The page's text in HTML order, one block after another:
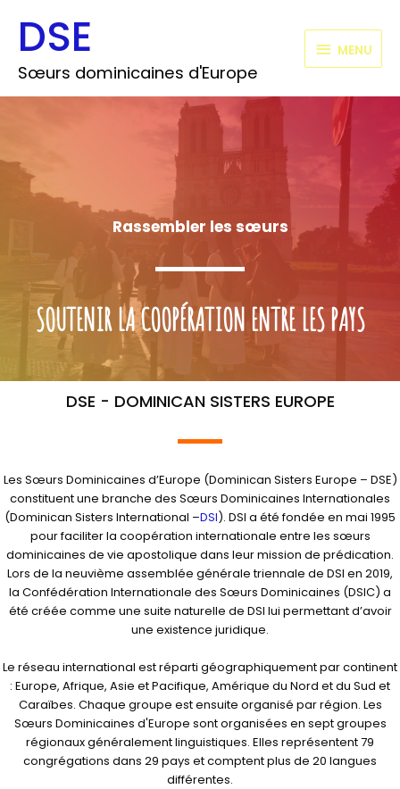
contenuDSE
Sœurs dominicaines d'Europe
MENU
MENU
Rassembler les sœurs
SOUTENIR LA COOPÉRATION ENTRE LES PAYS
DSE - DOMINICAN SISTERS EUROPE
Les Sœurs Dominicaines d’Europe (Dominican Sisters Europe – DSE)
constituent une branche des Sœurs Dominicaines Internationales
(Dominican Sisters International –DSI). DSI a été fondée en mai 1995
pour faciliter la coopération internationale entre les sœurs
dominicaines de vie apostolique dans leur mission de prédication.
Lors de la neuvième assemblée générale triennale de DSI en 2019,
la Confédération Internationale des Sœurs Dominicaines (DSIC) a
été créée comme une suite naturelle de DSI lui permettant d’avoir
une existence juridique.
Le réseau international est réparti géographiquement par continent
: Europe, Afrique, Asie et Pacifique, Amérique du Nord et du Sud et
Caraïbes. Chaque groupe est ensuite organisé par région. Les
Sœurs Dominicaines d'Europe sont organisées en sept groupes
régionaux généralement linguistiques. Elles représentent 79
congrégations dans 29 pays et comptent plus de 20 langues
différentes.